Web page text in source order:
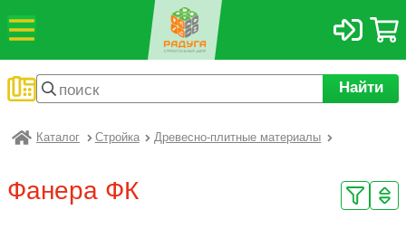
Найти
Каталог Стройка Древесно-плитные материалы
Фанера ФК